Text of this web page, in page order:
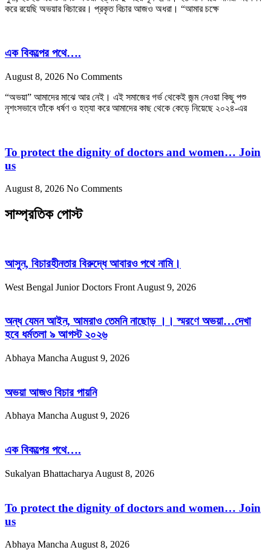
করে রয়েছি অভয়ার বিচারের। প্রকৃত বিচার আজও অধরা। “আমার চক্ষে
এক বিকল্পের পথে….
August 8, 2026 No Comments
“অভয়া” আমাদের মাঝে আর নেই। এই সমাজের গর্ভ থেকেই জন্ম নেওয়া কিছু পশু
নৃশংসভাবে তাঁকে ধর্ষণ ও হত্যা করে আমাদের কাছ থেকে কেড়ে নিয়েছে ২০২৪-এর
To protect the dignity of doctors and women… Join
us
August 8, 2026 No Comments
সাম্প্রতিক পোস্ট
আসুন, বিচারহীনতার বিরুদ্ধে আবারও পথে নামি।
West Bengal Junior Doctors Front August 9, 2026
অন্ধ যেমন আইন, আমরাও তেমনি নাছোড় ।। স্মরণে অভয়া…দেখা
হবে ধর্মতলা ৯ আগস্ট ২০২৬
Abhaya Mancha August 9, 2026
অভয়া আজও বিচার পায়নি
Abhaya ManchaAugust 9, 2026
এক বিকল্পের পথে….
Sukalyan Bhattacharya August 8, 2026
To protect the dignity of doctors and women… Join
us
Abhaya Mancha August 8, 2026